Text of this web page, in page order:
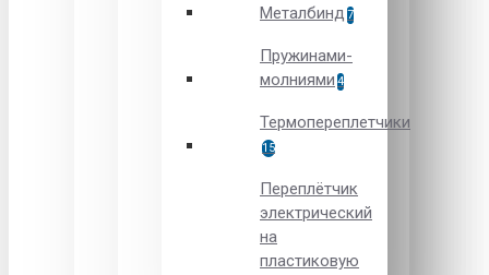
Металбинд 7
Пружинами-
молниями 4
Термопереплетчики
15
Переплётчик
электрический
на
пластиковую